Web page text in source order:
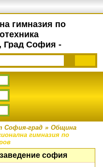
гимназия по
Град София -
София-град » Община
гимназия по
софия